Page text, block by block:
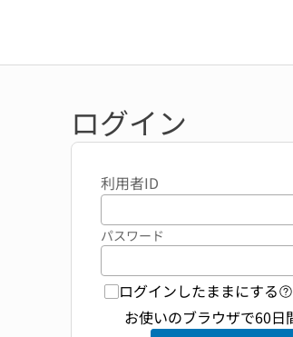
ログイン
利用者ID
パスワード
ログインしたままにする
お使いのブラウザで60